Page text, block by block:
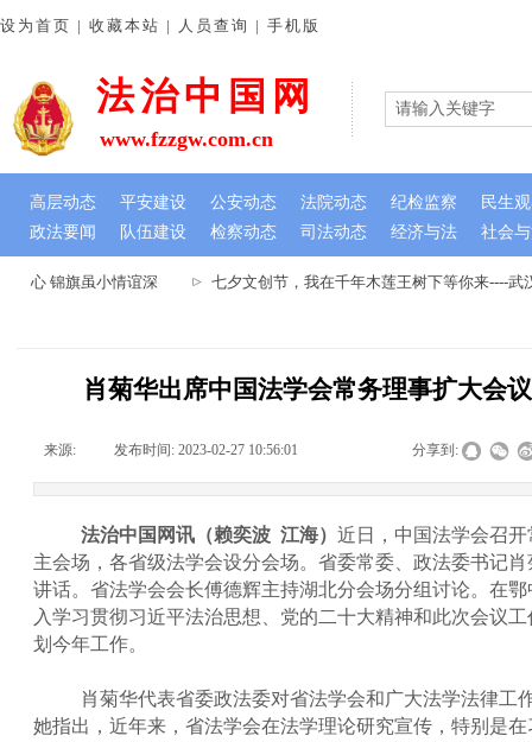
心 锦旗虽小情谊深 七夕文创节，我在千年木莲王树下等你来----武
法治中国网
政法要闻 队伍建设 检察动态 司法动态 经济与法 社会
设为首页 | 收藏本站 | 人员查询 | 手机版
www.fzzgw.com.cn
高层动态 平安建设 公安动态 法院动态 纪检监察 民生
肖菊华出席中国法学会常务理事扩大会
来源: 发布时间: 2023-02-27 10:56:01 分享到:
法治中国网讯（赖奕波 江海） 近日，中国法学会召
主会场，各省级法学会设分会场。省委常委、政法委书记
讲话。省法学会会长傅德辉主持湖北分会场分组讨论。在
入学习贯彻习近平法治思想、党的二十大精神和此次会议
划今年工作。
肖菊华代表省委政法委对省法学会和广大法学法律工
她指出，近年来，省法学会在法学理论研究宣传，特别是